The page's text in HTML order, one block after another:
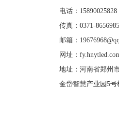
电话：15890025828
传真：0371-
邮箱：
网址：
地址：河南省郑州
金岱智慧产业园5号